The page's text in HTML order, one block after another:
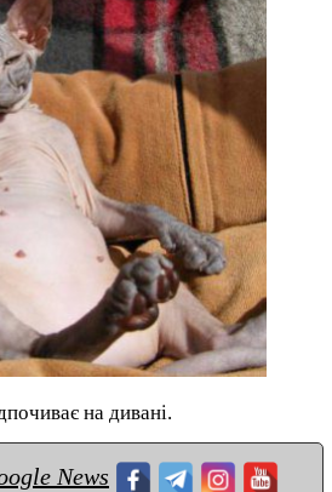
на дивані.
News